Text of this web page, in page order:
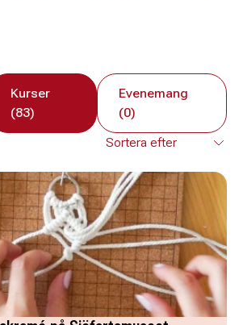
Kurser
(83)
Evenemang
(0)